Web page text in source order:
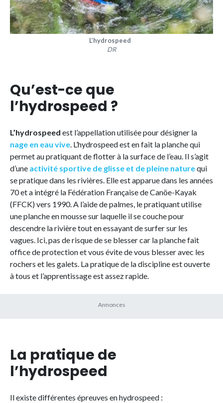
L’hydrospeed
DR
Qu’est-ce que
l’hydrospeed ?
L’hydrospeed est l’appellation utilisée pour désigner la
nage en eau vive. L’hydrospeed est en fait la planche qui
permet au pratiquant de flotter à la surface de l’eau. Il s’agit
d’une activité sportive de glisse et de pleine naturequi
se pratique dans les rivières. Elle est apparue dans les années
70 et a intégré la Fédération Française de Canöe-Kayak
(FFCK) vers 1990. A l’aide de palmes, le pratiquant utilise
une planche en mousse sur laquelle il se couche pour
descendre la rivière tout en essayant de surfer sur les
vagues. Ici, pas de risque de se blesser car la planche fait
office de protection et vous évite de vous blesser avec les
rochers et les galets. La pratique de la discipline est ouverte
à tous et l’apprentissage est assez rapide.
La pratique de
l’hydrospeed
Il existe différentes épreuves en hydrospeed :